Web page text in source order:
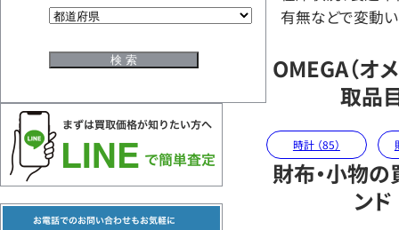
有無などで変動い
OMEGA（オ
取品
時計 （85）
財布・小物
ンド